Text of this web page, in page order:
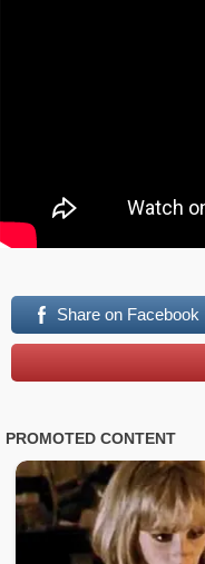
Share on Facebook